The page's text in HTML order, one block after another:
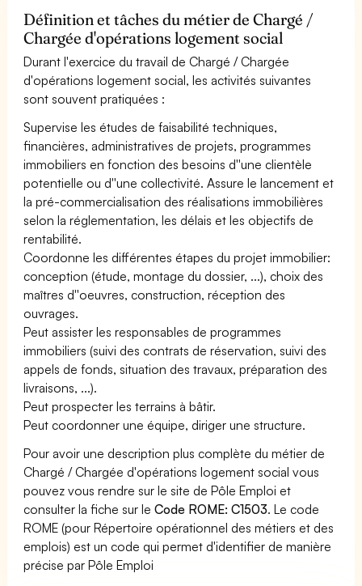
Définition et tâches du métier de Chargé /
Chargée d'opérations logement social
Durant l'exercice du travail de Chargé / Chargée
d'opérations logement social, les activités suivantes
sont souvent pratiquées :
Supervise les études de faisabilité techniques,
financières, administratives de projets, programmes
immobiliers en fonction des besoins d''une clientèle
potentielle ou d''une collectivité. Assure le lancement et
la pré-commercialisation des réalisations immobilières
selon la réglementation, les délais et les objectifs de
rentabilité.
Coordonne les différentes étapes du projet immobilier:
conception (étude, montage du dossier, ...), choix des
maîtres d''oeuvres, construction, réception des
ouvrages.
Peut assister les responsables de programmes
immobiliers (suivi des contrats de réservation, suivi des
appels de fonds, situation des travaux, préparation des
livraisons, ...).
Peut prospecter les terrains à bâtir.
Peut coordonner une équipe, diriger une structure.
Pour avoir une description plus complète du métier de
Chargé / Chargée d'opérations logement social vous
pouvez vous rendre sur le site de Pôle Emploi et
consulter la fiche sur leCode ROME: C1503. Le code
ROME (pour Répertoire opérationnel des métiers et des
emplois) est un code qui permet d'identifier de manière
précise par Pôle Emploi